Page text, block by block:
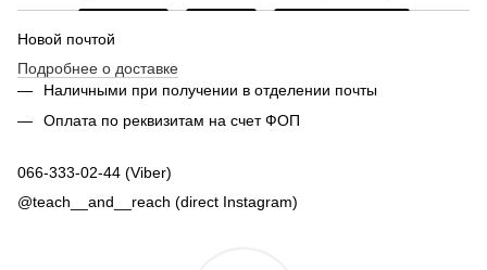
Новой почтой
Подробнее о доставке
Наличными при получении в отделении почты
Оплата по реквизитам на счет ФОП
066-333-02-44 (Viber)
@teach__and__reach (direct Instagram)